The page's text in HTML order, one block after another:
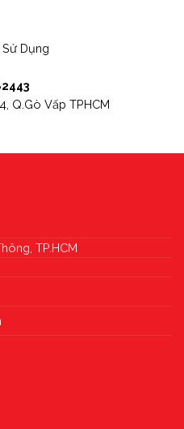
Dụng
Q.Gò Vấp TPHCM
TP.HCM